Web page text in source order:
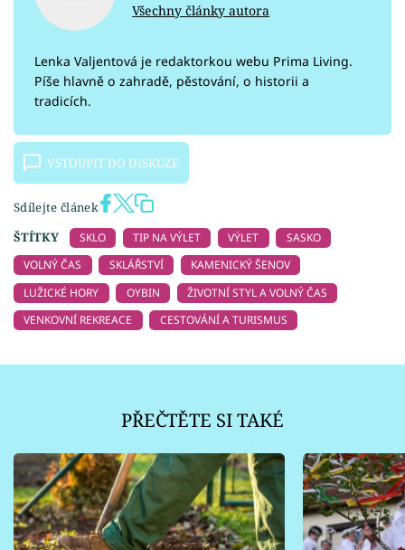
Všechny články autora
Lenka Valjentová je redaktorkou webu Prima Living.
Píše hlavně o zahradě, pěstování, o historii a
tradicích.
VSTOUPIT DO DISKUZE
Sdílejte článek
ŠTÍTKY
SKLO TIP NA VÝLET VÝLET
SASKO
VOLNÝ ČAS
SKLÁŘSTVÍ
KAMENICKÝ ŠENOV
LUŽICKÉ HORY
OYBIN
ŽIVOTNÍ STYL A VOLNÝ ČAS
VENKOVNÍ REKREACE
CESTOVÁNÍ A TURISMUS
PŘEČTĚTE SI TAKÉ